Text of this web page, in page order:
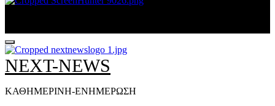
NEXT-NEWS
ΚΑΘΗΜΕΡΙΝΗ-ΕΝΗΜΕΡΩΣΗ